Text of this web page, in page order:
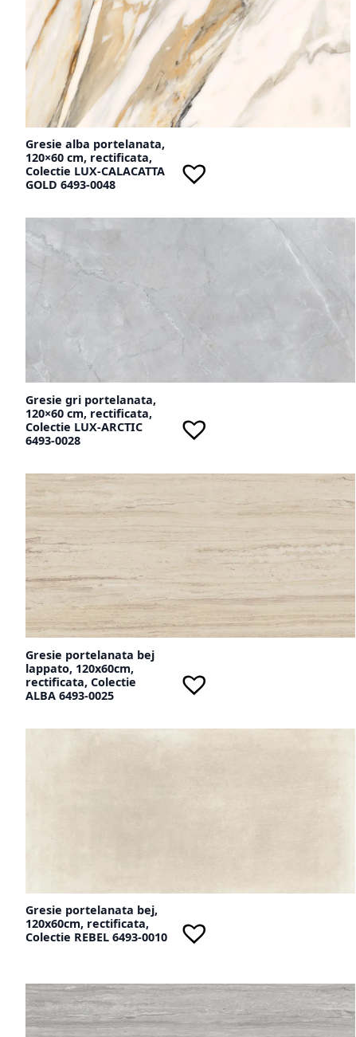
Gresie alba portelanata,
120×60 cm, rectificata,
Colectie LUX-CALACATTA
GOLD 6493-0048
Gresie gri portelanata,
120×60 cm, rectificata,
Colectie LUX-ARCTIC
6493-0028
Gresie portelanata bej
lappato, 120x60cm,
rectificata, Colectie
ALBA 6493-0025
Gresie portelanata bej,
120x60cm, rectificata,
Colectie REBEL 6493-0010